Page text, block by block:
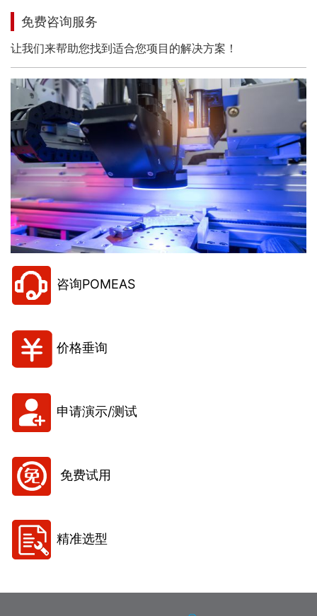
免费咨询服务
让我们来帮助您找到适合您项目的解决方案！
咨询POMEAS
价格垂询
申请演示/测试
免费试用
精准选型